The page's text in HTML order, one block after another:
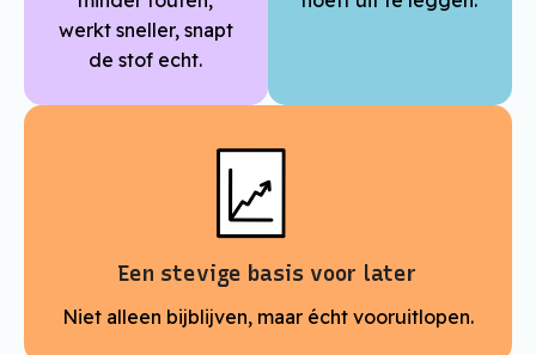
werkt sneller, snapt
de stof echt.
Een stevige basis voor later
Niet alleen bijblijven, maar écht vooruitlopen.